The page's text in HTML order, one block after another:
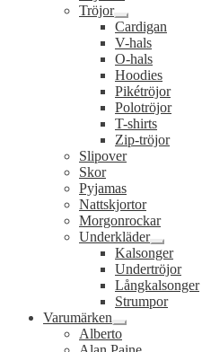
Tröjor
Expandera
undermeny
Cardigan
V-hals
O-hals
Hoodies
Pikétröjor
Polotröjor
T-shirts
Zip-tröjor
Slipover
Skor
Pyjamas
Nattskjortor
Morgonrockar
Underkläder
Kalsonger
Undertröjor
Långkalsonger
Strumpor
Varumärken
Expandera
undermeny
Alberto